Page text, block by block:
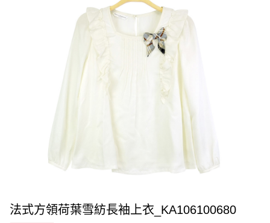
法式方領荷葉雪紡長袖上衣_KA106100680